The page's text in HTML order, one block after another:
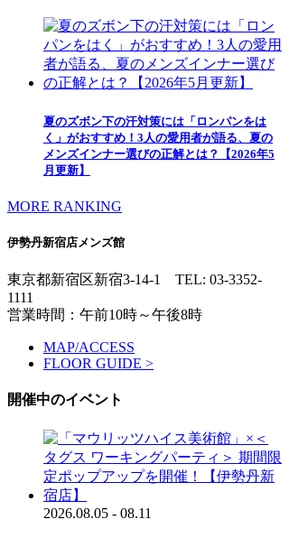
夏のズボン下の汗対策には「ロンパンをは
く」がおすすめ！3人の愛用者が語る、夏の
メンズインナー選びの正解とは？【2026年5
月更新】
MORE RANKING
伊勢丹新宿店メンズ館
東京都新宿区新宿3-14-1 TEL: 03-3352-
1111
営業時間：午前10時～午後8時
MAP/ACCESS
FLOOR GUIDE >
開催中のイベント
2026.08.05 - 08.11